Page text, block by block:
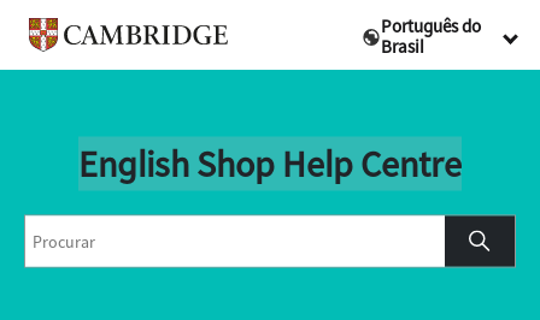
Português do
Brasil
English Shop Help Centre